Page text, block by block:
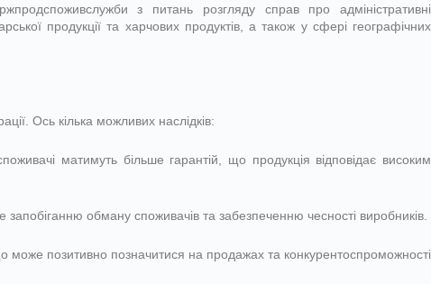
з питань розгляду справ про адміністративні
продукції та харчових продуктів, а також у сфері географічних
Ось кілька можливих наслідків:
матимуть більше гарантій, що продукція відповідає високим
обману споживачів та забезпеченню чесності виробників.
може позитивно позначитися на продажах та конкурентоспроможності